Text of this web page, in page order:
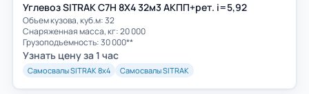
Углевоз SITRAK C7H 8Х4 32м3 АКПП+рет. i=5,92
Объем кузова, куб.м: 32
Cнаряженная масса, кг: 20 000
Грузоподъемность: 30 000**
Узнать цену за 1 час
Самосвалы SITRAK 8х4 Самосвалы SITRAK